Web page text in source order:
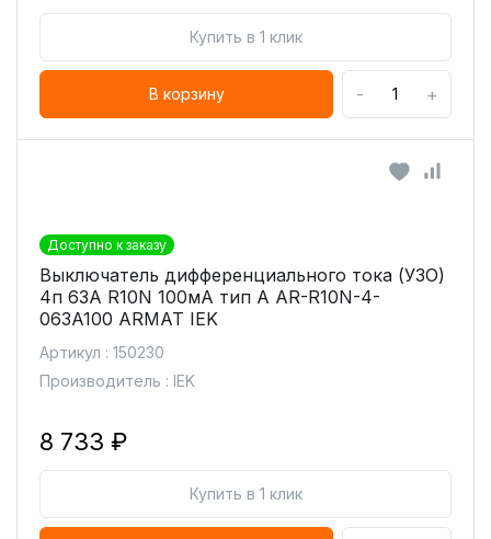
Купить в 1 клик
В корзину - +
Доступно к заказу
Выключатель дифференциального тока (УЗО)
4п 63А R10N 100мА тип A AR-R10N-4-
063A100 ARMAT IEK
Артикул : 150230
Производитель : IEK
8 733 ₽
Купить в 1 клик